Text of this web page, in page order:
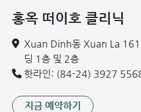
인
이는 크게 다음과 같은 3가지
요인 1: 백신의 종류 (Vaccine
홍옥 떠이호 클리닉
Xuan Dinh동 Xuan La
딩 1층 및 2층
핫라인: (84-24) 3927
지금 예약하기